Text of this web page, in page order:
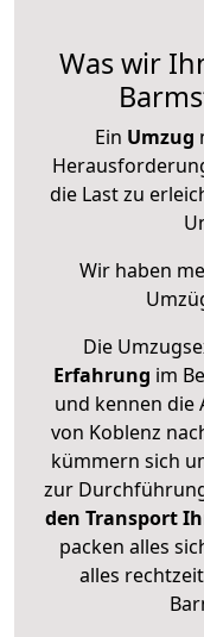
Was wir
Ein Umzug
die Last zu
Wir haben
Die
Erfahrung im
und kennen die
von Koblenz
kümmern sich
zur
den Transport
packen alles
alles